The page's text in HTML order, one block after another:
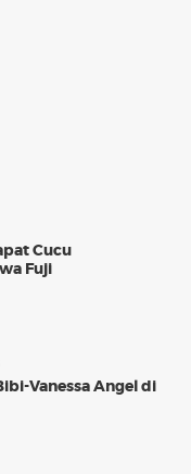
Cucu
Fuji
Vanessa Angel di